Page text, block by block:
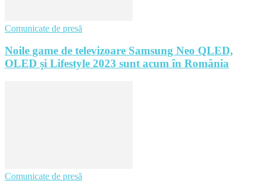
Comunicate de presă
Noile game de televizoare Samsung Neo QLED,
OLED și Lifestyle 2023 sunt acum în România
Comunicate de presă